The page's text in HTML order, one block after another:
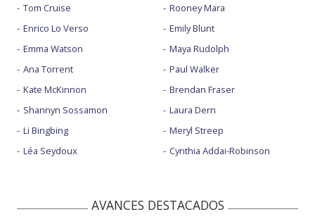
Tom Cruise
Enrico Lo Verso
Emma Watson
Ana Torrent
Kate McKinnon
Shannyn Sossamon
Li Bingbing
Léa Seydoux
Rooney Mara
Emily Blunt
Maya Rudolph
Paul Walker
Brendan Fraser
Laura Dern
Meryl Streep
Cynthia Addai-Robinson
AVANCES DESTACADOS